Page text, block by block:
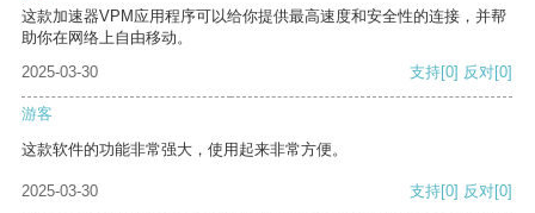
这款加速器VPM应用程序可以给你提供最高速度和安全性的连接，并帮
助你在网络上自由移动。
2025-03-30
支持[0] 反对[0]
游客
这款软件的功能非常强大，使用起来非常方便。
2025-03-30 支持[0] 反对[0]